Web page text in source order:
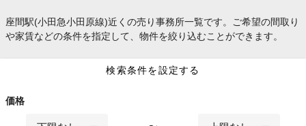
座間駅(小田急小田原線)近くの売り事務所一覧です。ご希望の間取り
や家賃などの条件を指定して、物件を絞り込むことができます。
検索条件を設定する
価格